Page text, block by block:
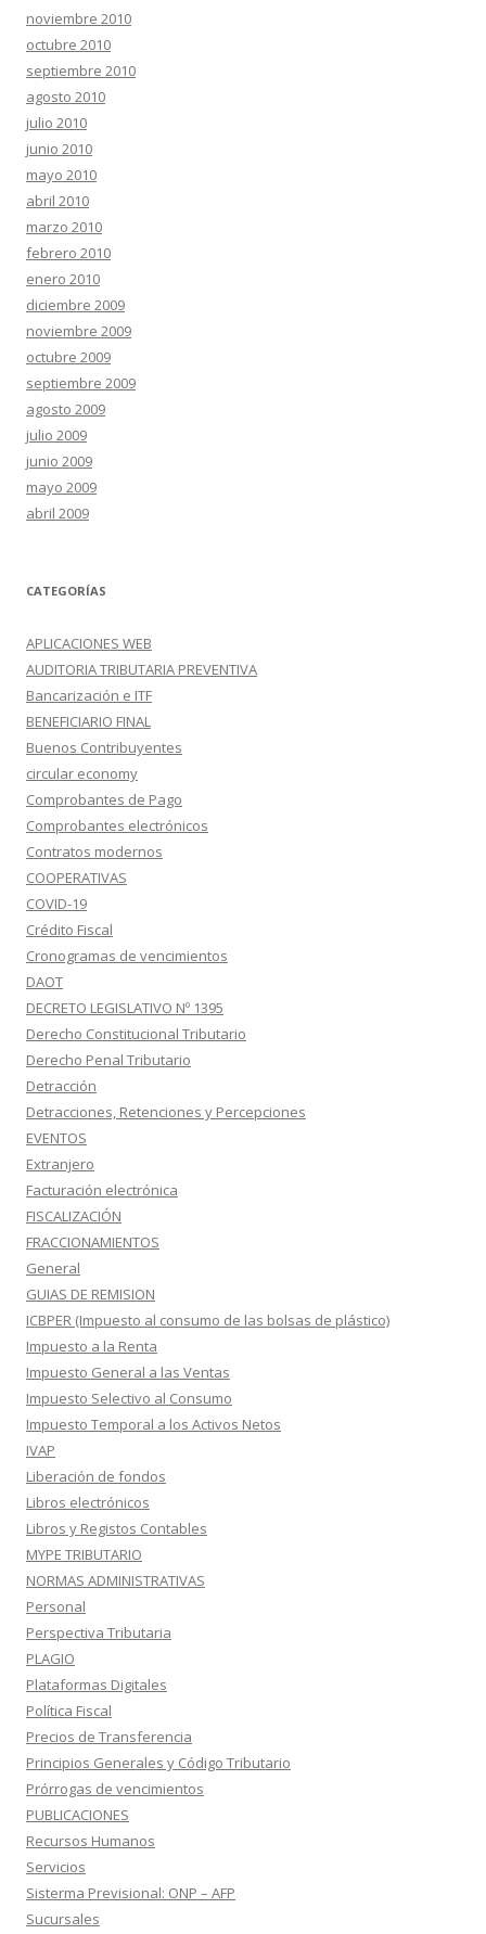
noviembre 2010
octubre 2010
septiembre 2010
agosto 2010
julio 2010
junio 2010
mayo 2010
abril 2010
marzo 2010
febrero 2010
enero 2010
diciembre 2009
noviembre 2009
octubre 2009
septiembre 2009
agosto 2009
julio 2009
junio 2009
mayo 2009
abril 2009
CATEGORÍAS
APLICACIONES WEB
AUDITORIA TRIBUTARIA PREVENTIVA
Bancarización e ITF
BENEFICIARIO FINAL
Buenos Contribuyentes
circular economy
Comprobantes de Pago
Comprobantes electrónicos
Contratos modernos
COOPERATIVAS
COVID-19
Crédito Fiscal
Cronogramas de vencimientos
DAOT
DECRETO LEGISLATIVO Nº 1395
Derecho Constitucional Tributario
Derecho Penal Tributario
Detracción
Detracciones, Retenciones y Percepciones
EVENTOS
Extranjero
Facturación electrónica
FISCALIZACIÓN
FRACCIONAMIENTOS
General
GUIAS DE REMISION
ICBPER (Impuesto al consumo de las bolsas de plástico)
Impuesto a la Renta
Impuesto General a las Ventas
Impuesto Selectivo al Consumo
Impuesto Temporal a los Activos Netos
IVAP
Liberación de fondos
Libros electrónicos
Libros y Registos Contables
MYPE TRIBUTARIO
NORMAS ADMINISTRATIVAS
Personal
Perspectiva Tributaria
PLAGIO
Plataformas Digitales
Política Fiscal
Precios de Transferencia
Principios Generales y Código Tributario
Prórrogas de vencimientos
PUBLICACIONES
Recursos Humanos
Servicios
Sisterma Previsional: ONP – AFP
Sucursales